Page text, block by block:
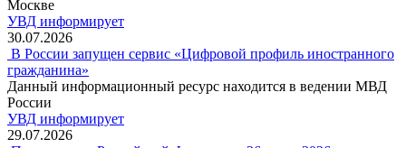
Москве
УВД информирует
30.07.2026
В России запущен сервис «Цифровой профиль иностранного
гражданина»
Данный информационный ресурс находится в ведении МВД
России
УВД информирует
29.07.2026